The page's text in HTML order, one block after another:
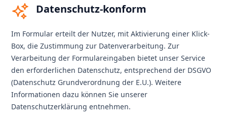
Datenschutz-konform
Im Formular erteilt der Nutzer, mit Aktivierung einer Klick-
Box, die Zustimmung zur Datenverarbeitung. Zur
Verarbeitung der Formulareingaben bietet unser Service
den erforderlichen Datenschutz, entsprechend der DSGVO
(Datenschutz Grundverordnung der E.U.). Weitere
Informationen dazu können Sie unserer
Datenschutzerklärung entnehmen.